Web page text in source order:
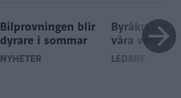
Bilprovningen blir
dyrare i sommar
NYHETER
Byråkrater
våra
LEDARE